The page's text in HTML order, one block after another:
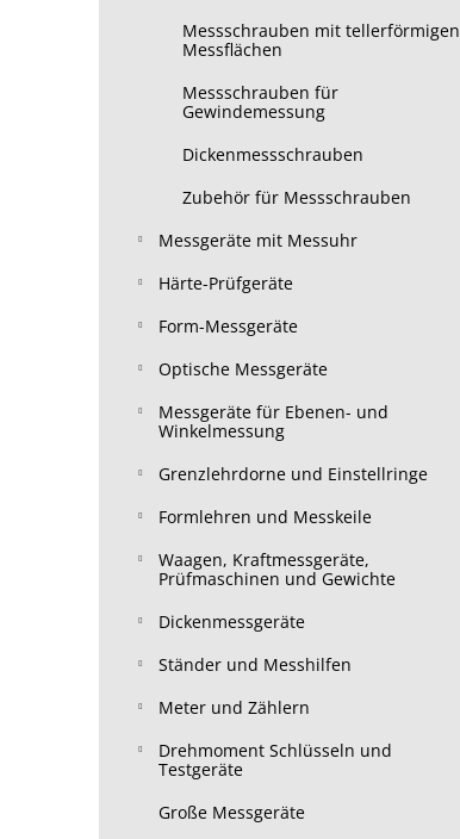
Messschrauben mit tellerförmigen
Messflächen
Messschrauben für
Gewindemessung
Dickenmessschrauben
Zubehör für Messschrauben
Messgeräte mit Messuhr
Härte-Prüfgeräte
Form-Messgeräte
Optische Messgeräte
Messgeräte für Ebenen- und
Winkelmessung
Grenzlehrdorne und Einstellringe
Formlehren und Messkeile
Waagen, Kraftmessgeräte,
Prüfmaschinen und Gewichte
Dickenmessgeräte
Ständer und Messhilfen
Meter und Zählern
Drehmoment Schlüsseln und
Testgeräte
Große Messgeräte